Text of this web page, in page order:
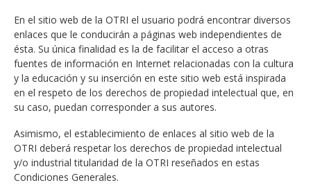
En el sitio web de la OTRI el usuario podrá encontrar diversos
enlaces que le conducirán a páginas web independientes de
ésta. Su única finalidad es la de facilitar el acceso a otras
fuentes de información en Internet relacionadas con la cultura
y la educación y su inserción en este sitio web está inspirada
en el respeto de los derechos de propiedad intelectual que, en
su caso, puedan corresponder a sus autores.
Asimismo, el establecimiento de enlaces al sitio web de la
OTRI deberá respetar los derechos de propiedad intelectual
y/o industrial titularidad de la OTRI reseñados en estas
Condiciones Generales.